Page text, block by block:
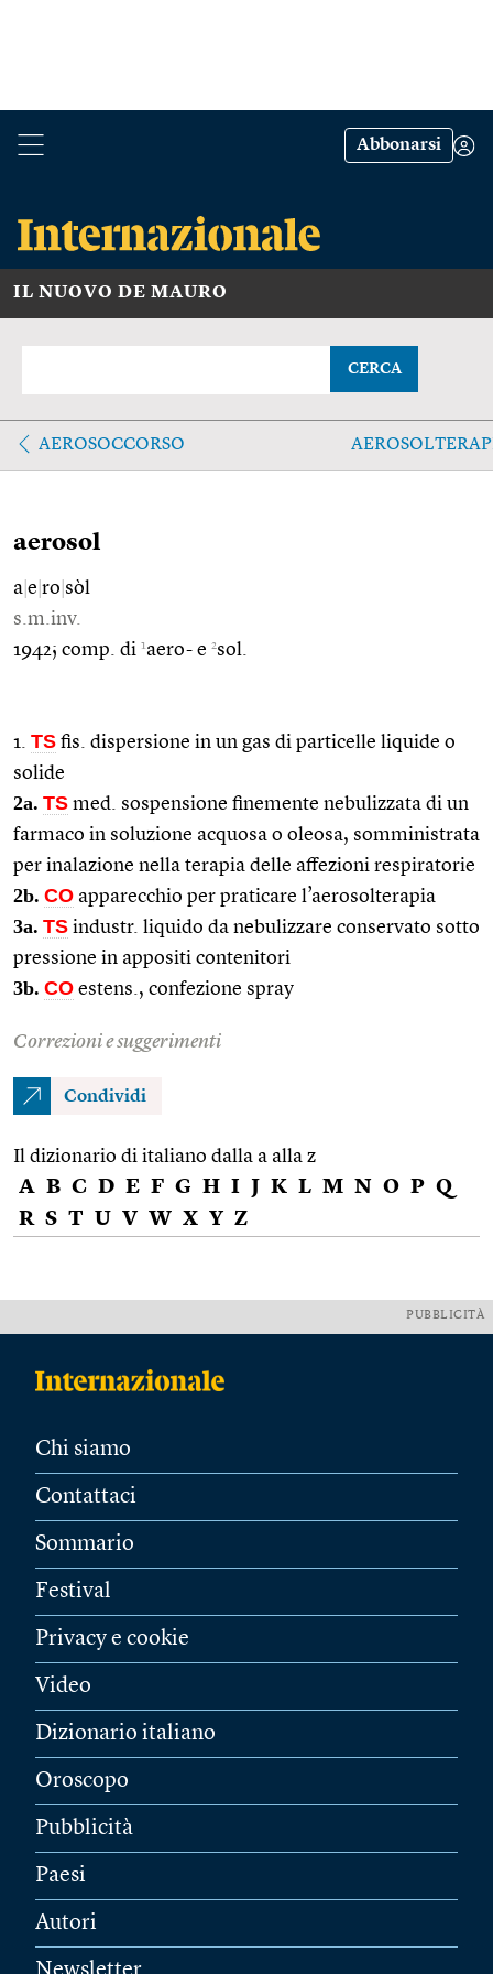
Abbonarsi
IL NUOVO DE MAURO
CERCA
AEROSOCCORSO
aerosol
a e ro sòl
s.m.inv.
1942; comp. di 1aero- e 2sol.
1. TS fis. dispersione in un gas di particelle liquide o
solide
2a. TS med. sospensione finemente nebulizzata di un
farmaco in soluzione acquosa o oleosa, somministrata
per inalazione nella terapia delle affezioni respiratorie
2b. CO apparecchio per praticare l’aerosolterapia
3a. TS industr. liquido da nebulizzare conservato sotto
pressione in appositi contenitori
3b. CO estens., confezione spray
Correzioni e suggerimenti
Condividi
Il dizionario di italiano dalla a alla z
A B C D E F G H I J K L M N O P Q
R S T U V W X Y Z
PUBBLICITÀ
Chi siamo
Contattaci
Sommario
Festival
Privacy e cookie
Video
Dizionario italiano
Oroscopo
Pubblicità
Paesi
Autori